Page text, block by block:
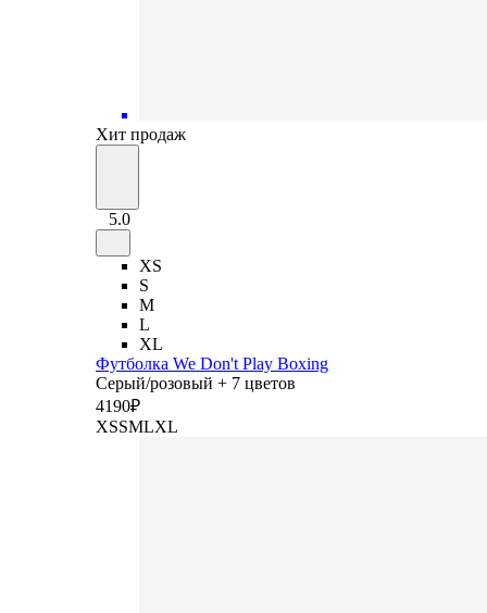
Хит продаж
5.0
XS
S
M
L
XL
Футболка We Don't Play Boxing
Серый/розовый + 7 цветов
4190₽
XSSMLXL